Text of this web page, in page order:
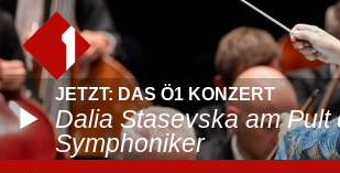
JETZT: DAS Ö1 KONZERT
Dalia Stasevska am Pult
Symphoniker